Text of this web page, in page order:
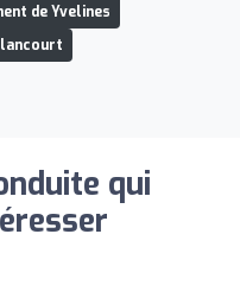
de Yvelines
qui